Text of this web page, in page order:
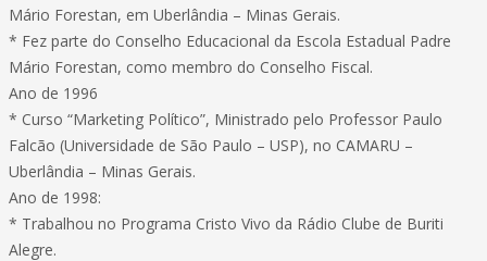
Mário Forestan, em Uberlândia – Minas Gerais.
* Fez parte do Conselho Educacional da Escola Estadual Padre
Mário Forestan, como membro do Conselho Fiscal.
Ano de 1996
* Curso “Marketing Político”, Ministrado pelo Professor Paulo
Falcão (Universidade de São Paulo – USP), no CAMARU –
Uberlândia – Minas Gerais.
Ano de 1998:
* Trabalhou no Programa Cristo Vivo da Rádio Clube de Buriti
Alegre.